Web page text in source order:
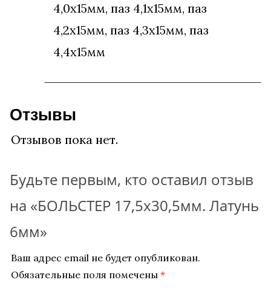
4,0х15мм, паз 4,1х15мм, паз
4,2х15мм, паз 4,3х15мм, паз
4,4х15мм
Отзывы
Отзывов пока нет.
Будьте первым, кто оставил отзыв
на «БОЛЬСТЕР 17,5х30,5мм. Латунь
6мм»
Ваш адрес email не будет опубликован.
Обязательные поля помечены *